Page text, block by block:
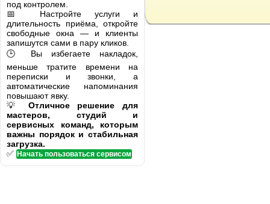
под контролем.
📅 Настройте услуги и
длительность приёма, откройте
свободные окна — и клиенты
запишутся сами в пару кликов.
🕒 Вы избегаете накладок,
меньше тратите времени на
переписки и звонки, а
автоматические напоминания
повышают явку.
💡 Отличное решение для
мастеров, студий и
сервисных команд, которым
важны порядок и стабильная
загрузка.
✅ Начать пользоваться сервисом